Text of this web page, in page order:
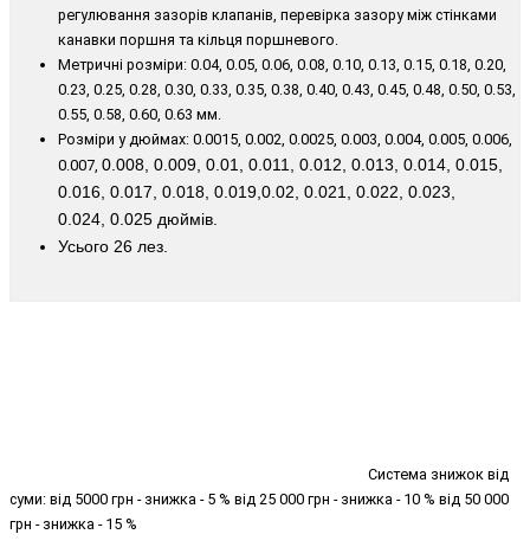
регулювання зазорів клапанів, перевірка зазору між стінками
канавки поршня та кільця поршневого.
Метричні розміри: 0.04, 0.05, 0.06, 0.08, 0.10, 0.13, 0.15, 0.18, 0.20,
0.23, 0.25, 0.28, 0.30, 0.33, 0.35, 0.38, 0.40, 0.43, 0.45, 0.48, 0.50, 0.53,
0.55, 0.58, 0.60, 0.63 мм.
Розміри у дюймах: 0.0015, 0.002, 0.0025, 0.003, 0.004, 0.005, 0.006,
0.007, 0.008, 0.009, 0.01, 0.011, 0.012, 0.013, 0.014, 0.015,
0.016, 0.017, 0.018, 0.019,0.02, 0.021, 0.022, 0.023,
0.024, 0.025 дюймів.
Усього 26 лез.
Система знижок від
суми: від 5000 грн - знижка - 5 % від 25 000 грн - знижка - 10 % від 50 000
грн - знижка - 15 %